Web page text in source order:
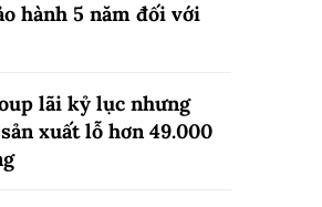
hành 5 năm đối với
lãi kỷ lục nhưng
xuất lỗ hơn 49.000